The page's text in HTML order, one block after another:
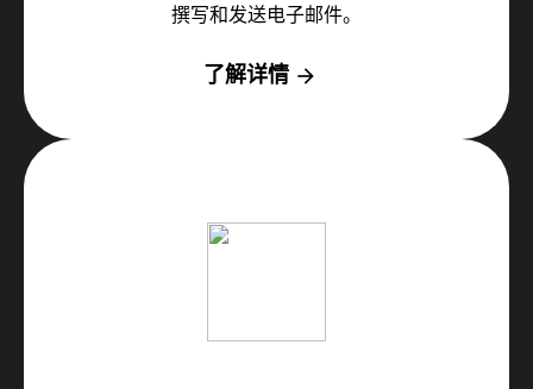
撰写和发送电子邮件。
了解详情 arrow_forward